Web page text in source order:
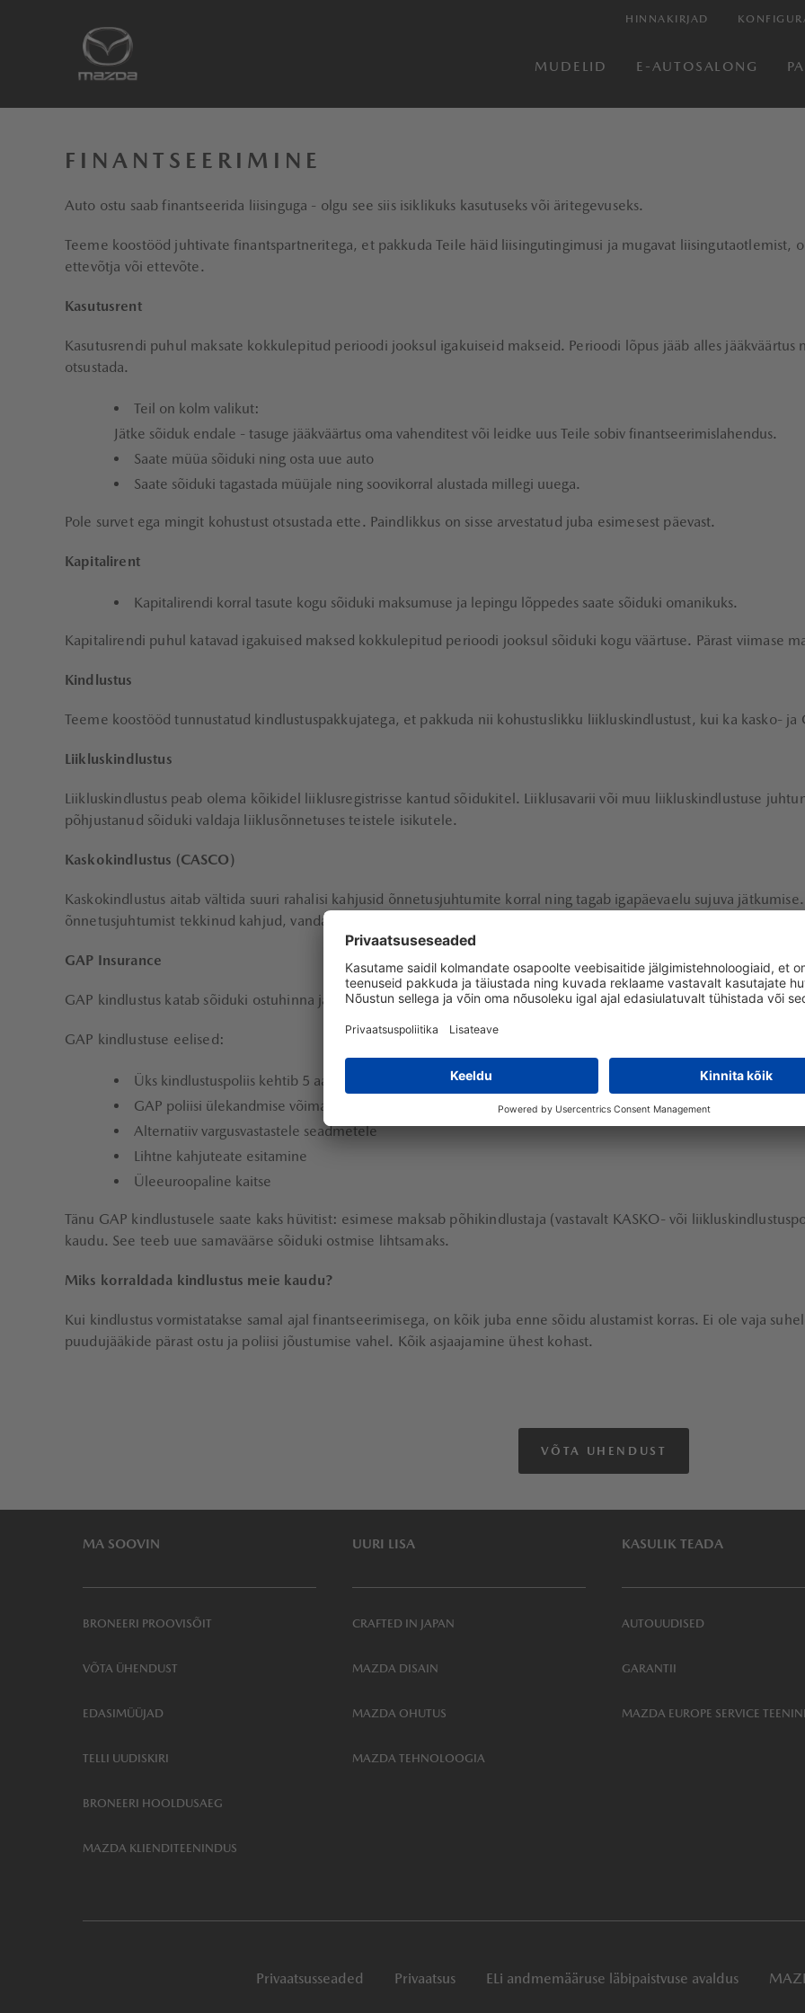
HINNAKIRJAD
MUDELID E-AUTOSALONG
FINANTSEERIMINE
Auto ostu saab finantseerida liisinguga - olgu see siis isiklikuks kasutuseks või äritegevuseks.
Teeme koostööd juhtivate finantspartneritega, et pakkuda Teile häid liisingutingimusi ja mugavat liisingutaotlemist,
ettevõtja või ettevõte.
Kasutusrent
Kasutusrendi puhul maksate kokkulepitud perioodi jooksul igakuiseid makseid. Perioodi lõpus jääb alles
otsustada.
Teil on kolm valikut:
Jätke sõiduk endale - tasuge jääkväärtus oma vahenditest või leidke uus Teile sobiv finantseerimislahendus.
Saate müüa sõiduki ning osta uue auto
Saate sõiduki tagastada müüjale ning soovikorral alustada millegi uuega.
Pole survet ega mingit kohustust otsustada ette. Paindlikkus on sisse arvestatud juba esimesest päevast.
Kapitalirent
Kapitalirendi korral tasute kogu sõiduki maksumuse ja lepingu lõppedes saate sõiduki omanikuks.
Kapitalirendi puhul katavad igakuised maksed kokkulepitud perioodi jooksul sõiduki kogu väärtuse. Pärast viimase
Kindlustus
Teeme koostööd tunnustatud kindlustuspakkujatega, et pakkuda nii kohustuslikku liikluskindlustust, kui ka kasko- ja
Liikluskindlustus
Liikluskindlustus peab olema kõikidel liiklusregistrisse kantud sõidukitel. Liiklusavarii või muu liikluskindlustuse
põhjustanud sõiduki valdaja liiklusõnnetuses teistele isikutele.
Kaskokindlustus (CASCO)
Kaskokindlustus aitab vältida suuri rahalisi kahjusid õnnetusjuhtumite korral ning tagab igapäevaelu sujuva
õnnetusjuhtumist tekkinud kahjud, vandalismi ja ilmastikust põhjustatud kahjustused.
GAP Insurance
GAP kindlustus katab sõiduki ostuhinna ja sõiduki turuväärtuse vahe sõiduki täieliku hävimise või varguse korral.
GAP kindlustuse eelised:
Üks kindlustuspoliis kehtib 5 aastat
GAP poliisi ülekandmise võimalus auto müügi korral
Alternatiiv vargusvastastele seadmetele
Lihtne kahjuteate esitamine
Üleeuroopaline kaitse
Tänu GAP kindlustusele saate kaks hüvitist: esimese maksab põhikindlustaja (vastavalt KASKO- või
kaudu. See teeb uue samaväärse sõiduki ostmise lihtsamaks.
Miks korraldada kindlustus meie kaudu?
Kui kindlustus vormistatakse samal ajal finantseerimisega, on kõik juba enne sõidu alustamist korras. Ei ole vaja
puudujääkide pärast ostu ja poliisi jõustumise vahel. Kõik asjaajamine ühest kohast.
VÕTA UHENDUST
MA SOOVIN
BRONEERI PROOVISÕIT
VÕTA ÜHENDUST
EDASIMÜÜJAD
TELLI UUDISKIRI
BRONEERI HOOLDUSAEG
MAZDA KLIENDITEENINDUS
UURI LISA
CRAFTED IN JAPAN
MAZDA DISAIN
MAZDA OHUTUS
MAZDA TEHNOLOOGIA
KASULIK TEADA
AUTOUUDISED
GARANTII
MAZDA EUROPE SERVICE
Privaatsusseaded Privaatsus ELi andmemääruse läbipaistvuse avaldus